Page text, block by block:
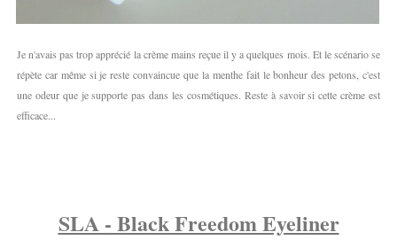
Je n'avais pas trop apprécié la crème mains reçue il y a quelques mois. Et le scénario se
répète car même si je reste convaincue que la menthe fait le bonheur des petons, c'est
une odeur que je supporte pas dans les cosmétiques. Reste à savoir si cette crème est
efficace...
SLA - Black Freedom Eyeliner